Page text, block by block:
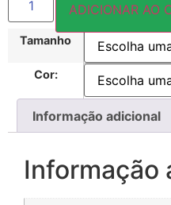
Tamanho
Cor:
ADICIONAR AO
Informação adicional
Informação